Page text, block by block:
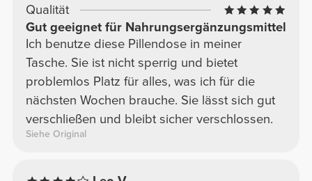
Qualität
Gut geeignet für Nahrungsergänzungsmittel
Ich benutze diese Pillendose in meiner
Tasche. Sie ist nicht sperrig und bietet
problemlos Platz für alles, was ich für die
nächsten Wochen brauche. Sie lässt sich gut
verschließen und bleibt sicher verschlossen.
Siehe Original